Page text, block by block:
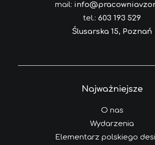
mail:
tel.: 603 193 529
Ślusarska 15, Poznań
Najważniejsze
O nas
Wydarzenia
Elementarz polskiego